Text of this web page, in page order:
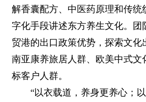
解香囊配方、中医药原理和传统
字化手段讲述东方养生文化。团
贸港的出口政策优势，探索文化
南亚康养旅居人群、欧美中式文
标客户人群。
“以衣载道，养身更养心；